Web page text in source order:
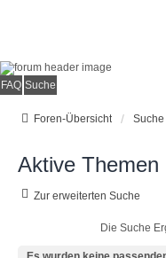
FAQ Suche
Foren-Übersicht Suche
Aktive Themen
Zur erweiterten Suche
Die Suche